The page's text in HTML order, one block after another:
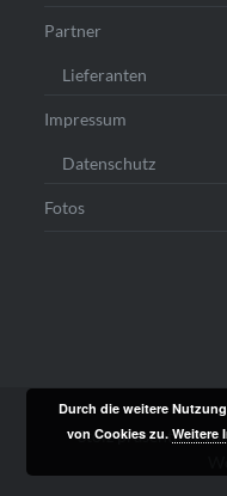
Partner
Lieferanten
Impressum
Datenschutz
Fotos
Stolz präsentiert
Durch die weitere
von Cookies zu.Weitere